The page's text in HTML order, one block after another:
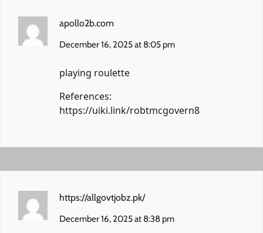
apollo2b.com
December 16, 2025 at 8:05 pm
playing roulette
References:
https://uiki.link/robtmcgovern8
https://allgovtjobz.pk/
December 16, 2025 at 8:38 pm